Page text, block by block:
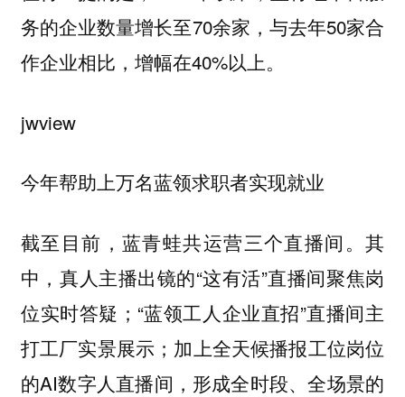
务的企业数量增长至70余家，与去年50家合
作企业相比，增幅在40%以上。
jwview
今年帮助上万名蓝领求职者实现就业
截至目前，蓝青蛙共运营三个直播间。其
中，真人主播出镜的“这有活”直播间聚焦岗
位实时答疑；“蓝领工人企业直招”直播间主
打工厂实景展示；加上全天候播报工位岗位
的AI数字人直播间，形成全时段、全场景的